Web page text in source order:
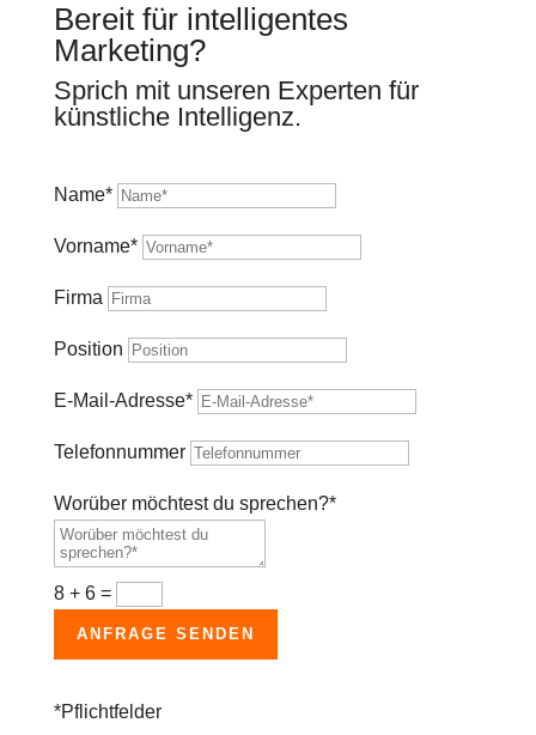
Bereit für intelligentes
Marketing?
Sprich mit unseren Experten für
künstliche Intelligenz.
Name*
Vorname*
Firma
Position
E-Mail-Adresse*
Telefonnummer
Worüber möchtest du sprechen?*
8 + 6=
ANFRAGE SENDEN
*Pflichtfelder